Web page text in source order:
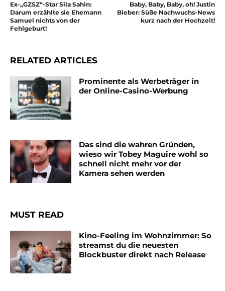
Ex-„GZSZ“-Star Sila Sahin:
Darum erzählte sie Ehemann
Samuel nichts von der
Fehlgeburt!
Baby, Baby, Baby, oh! Justin
Bieber: Süße Nachwuchs-News
kurz nach der Hochzeit!
RELATED ARTICLES
Prominente als Werbeträger in
der Online-Casino-Werbung
Das sind die wahren Gründen,
wieso wir Tobey Maguire wohl so
schnell nicht mehr vor der
Kamera sehen werden
MUST READ
Kino-Feeling im Wohnzimmer: So
streamst du die neuesten
Blockbuster direkt nach Release